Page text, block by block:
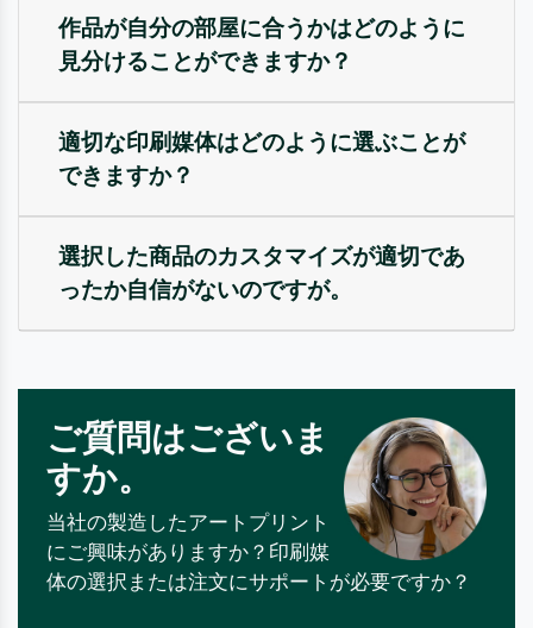
作品が自分の部屋に合うかはどのように
見分けることができますか？
適切な印刷媒体はどのように選ぶことが
できますか？
選択した商品のカスタマイズが適切であ
ったか自信がないのですが。
ご質問はございま
すか。
当社の製造したアートプリント
にご興味がありますか？印刷媒
体の選択または注文にサポートが必要ですか？